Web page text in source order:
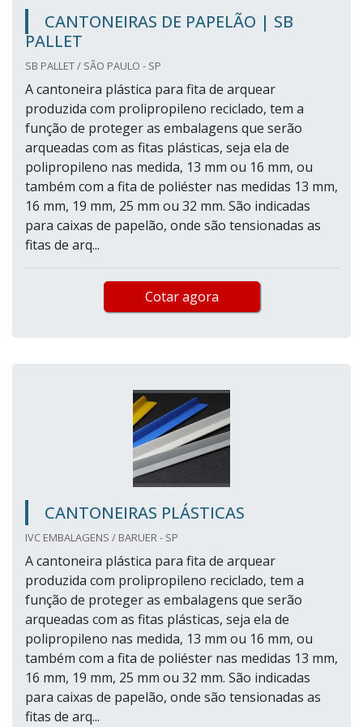
CANTONEIRAS DE PAPELÃO | SB
PALLET
SB PALLET / SÃO PAULO - SP
A cantoneira plástica para fita de arquear
produzida com prolipropileno reciclado, tem a
função de proteger as embalagens que serão
arqueadas com as fitas plásticas, seja ela de
polipropileno nas medida, 13 mm ou 16 mm, ou
também com a fita de poliéster nas medidas 13 mm,
16 mm, 19 mm, 25 mm ou 32 mm. São indicadas
para caixas de papelão, onde são tensionadas as
fitas de arq...
Cotar agora
CANTONEIRAS PLÁSTICAS
IVC EMBALAGENS / BARUER - SP
A cantoneira plástica para fita de arquear
produzida com prolipropileno reciclado, tem a
função de proteger as embalagens que serão
arqueadas com as fitas plásticas, seja ela de
polipropileno nas medida, 13 mm ou 16 mm, ou
também com a fita de poliéster nas medidas 13 mm,
16 mm, 19 mm, 25 mm ou 32 mm. São indicadas
para caixas de papelão, onde são tensionadas as
fitas de arq...